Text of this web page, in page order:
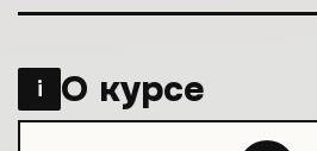
i О курсе